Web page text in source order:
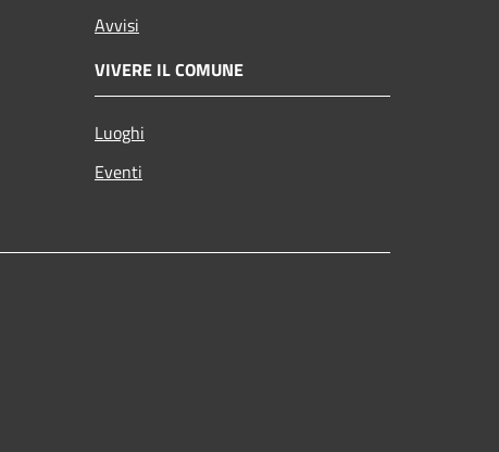
Avvisi
VIVERE IL COMUNE
Luoghi
Eventi